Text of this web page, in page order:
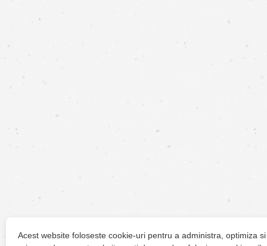
Acest website foloseste cookie-uri pentru a administra, optimiza